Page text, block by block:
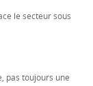
le secteur sous
pas toujours une